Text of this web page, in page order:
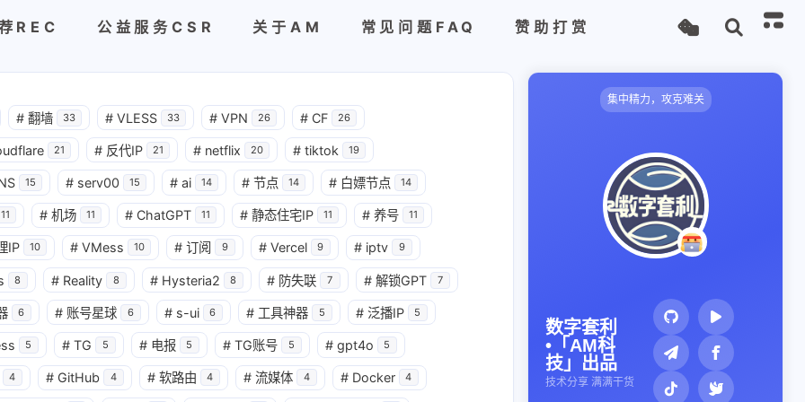
REC 公益服务CSR 关于AM 常见问题FAQ 赞助打赏
# 翻墙 33 # VLESS 33 # VPN 26 # CF 26
21 # 反代IP 21 # netflix 20 # tiktok 19
15 # serv00 15 # ai 14 # 节点 14 # 白嫖节点 14
11 # 机场 11 # ChatGPT 11 # 静态住宅IP 11 # 养号 11
IP 10 # VMess 10 # 订阅 9 # Vercel 9 # iptv 9
8 # Reality 8 # Hysteria2 8 # 防失联 7 # 解锁GPT 7
6 # 账号星球 6 # s-ui 6 # 工具神器 5 # 泛播IP 5
5 # TG 5 # 电报 5 # TG账号 5 # gpt4o 5
4 # GitHub 4 # 软路由 4 # 流媒体 4 # Docker 4
集中精力，攻克难关
数字套利
•「AM科
技」出品
技术分享 满满干货